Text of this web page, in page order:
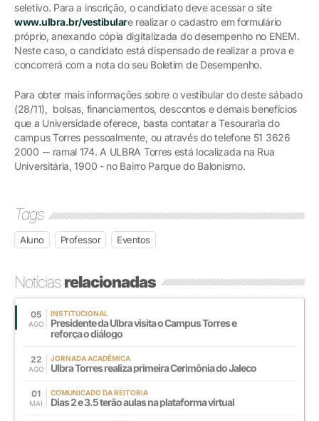
seletivo. Para a inscrição, o candidato deve acessar o site
www.ulbra.br/vestibulare realizar o cadastro em formulário
próprio, anexando cópia digitalizada do desempenho no ENEM.
Neste caso, o candidato está dispensado de realizar a prova e
concorrerá com a nota do seu Boletim de Desempenho.
Para obter mais informações sobre o vestibular do deste sábado
(28/11), bolsas, financiamentos, descontos e demais benefícios
que a Universidade oferece, basta contatar a Tesouraria do
campus Torres pessoalmente, ou através do telefone 51 3626
2000 -- ramal 174. A ULBRA Torres está localizada na Rua
Universitária, 1900 - no Bairro Parque do Balonismo.
Tags
Aluno Professor Eventos
Notíciasrelacionadas
05
AGO
INSTITUCIONAL
Presidente da Ulbra visita o Campus Torres e
reforça o diálogo
22
AGO
JORNADA ACADÊMICA
Ulbra Torres realiza primeira Cerimônia do Jaleco
01
MAI
COMUNICADO DA REITORIA
Dias 2 e 3.5 terão aulas na plataforma virtual